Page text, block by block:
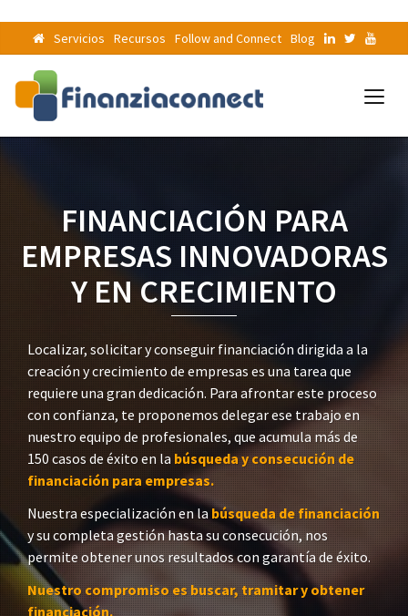
Servicios Recursos Follow and Connect Blog
FINANCIACIÓN PARA
EMPRESAS INNOVADORAS
Y EN CRECIMIENTO
Localizar, solicitar y conseguir financiación dirigida a la
creación y crecimiento de empresas es una tarea que
requiere una gran dedicación. Para afrontar este proceso
con confianza, te proponemos delegar ese trabajo en
nuestro equipo de profesionales, que acumula más de
150 casos de éxito en la búsqueda y consecución de
financiación para empresas.
Nuestra especialización en la búsqueda de financiación
y su completa gestión hasta su consecución, nos
permite obtener unos resultados con garantía de éxito.
Nuestro compromiso es buscar, tramitar y obtener
financiación.